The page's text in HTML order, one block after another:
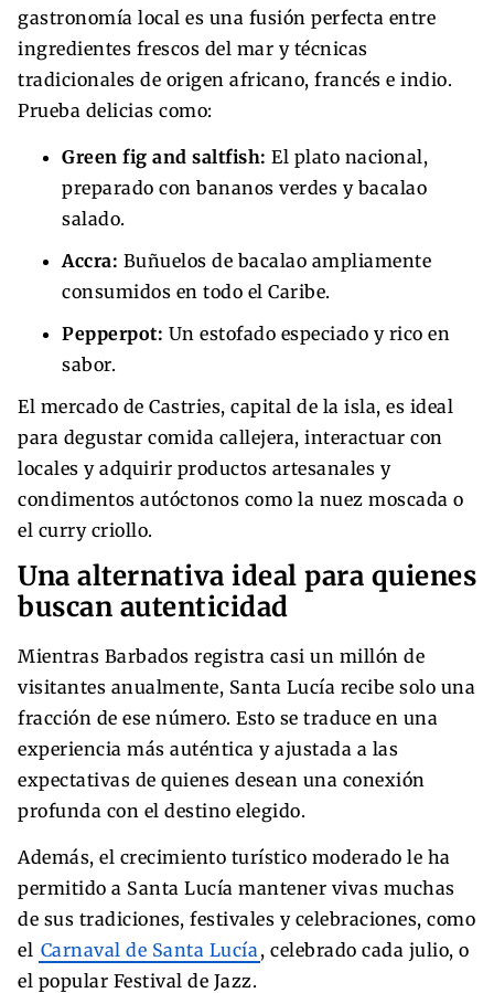
gastronomía local es una fusión perfecta entre
ingredientes frescos del mar y técnicas
tradicionales de origen africano, francés e indio.
Prueba delicias como:
Green fig and saltfish: El plato nacional,
preparado con bananos verdes y bacalao
salado.
Accra: Buñuelos de bacalao ampliamente
consumidos en todo el Caribe.
Pepperpot: Un estofado especiado y rico en
sabor.
El mercado de Castries, capital de la isla, es ideal
para degustar comida callejera, interactuar con
locales y adquirir productos artesanales y
condimentos autóctonos como la nuez moscada o
el curry criollo.
Una alternativa ideal para quienes
buscan autenticidad
Mientras Barbados registra casi un millón de
visitantes anualmente, Santa Lucía recibe solo una
fracción de ese número. Esto se traduce en una
experiencia más auténtica y ajustada a las
expectativas de quienes desean una conexión
profunda con el destino elegido.
Además, el crecimiento turístico moderado le ha
permitido a Santa Lucía mantener vivas muchas
de sus tradiciones, festivales y celebraciones, como
el Carnaval de Santa Lucía , celebrado cada julio, o
el popular Festival de Jazz.